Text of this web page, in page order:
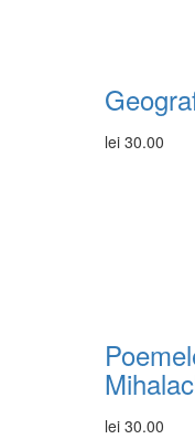
lei 30.00
lei 30.00